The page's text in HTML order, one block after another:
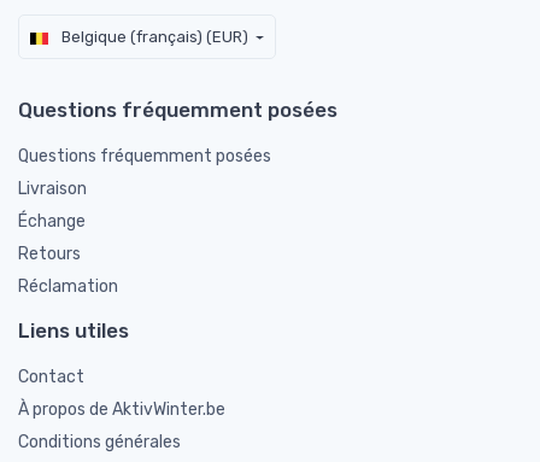
Belgique (français) (EUR)
Questions fréquemment posées
Questions fréquemment posées
Livraison
Échange
Retours
Réclamation
Liens utiles
Contact
À propos de AktivWinter.be
Conditions générales